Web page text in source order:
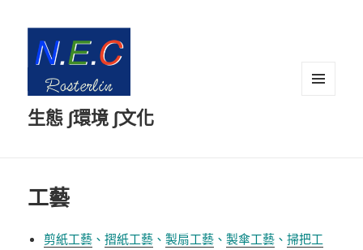
生態 ∫環境 ∫文化
工藝
剪紙工藝 、摺紙工藝 、製扇工藝 、製傘工藝 、掃把工